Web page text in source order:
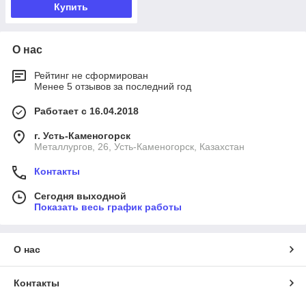
Купить
О нас
Рейтинг не сформирован
Менее 5 отзывов за последний год
Работает с 16.04.2018
г. Усть-Каменогорск
Металлургов, 26, Усть-Каменогорск, Казахстан
Контакты
Сегодня выходной
Показать весь график работы
О нас
Контакты